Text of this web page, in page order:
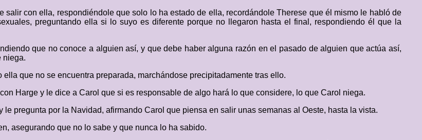
salir con ella, respondiéndole que solo lo ha estado de ella, recordándole Therese que él mismo le habló de
preguntando ella si lo suyo es diferente porque no llegaron hasta el final, respondiendo él que la
que no conoce a alguien así, y que debe haber alguna razón en el pasado de alguien que actúa así,
niega.
que no se encuentra preparada, marchándose precipitadamente tras ello.
Harge y le dice a Carol que si es responsable de algo hará lo que considere, lo que Carol niega.
pregunta por la Navidad, afirmando Carol que piensa en salir unas semanas al Oeste, hasta la vista.
asegurando que no lo sabe y que nunca lo ha sabido.